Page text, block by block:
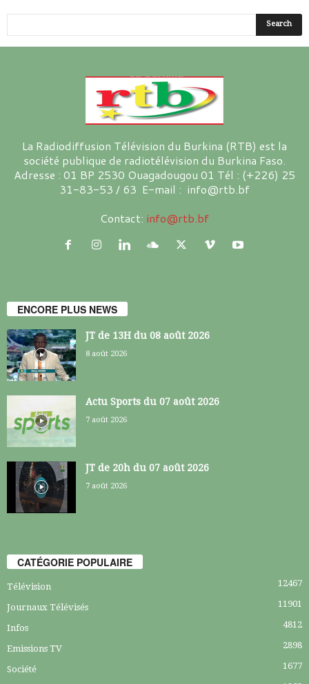
La Radiodiffusion Télévision du Burkina (RTB) est la
société publique de radiotélévision du Burkina Faso.
Adresse : 01 BP 2530 Ouagadougou 01 Tél : (+226) 25
31-83-53 / 63 E-mail : info@rtb.bf
Contact: info@rtb.bf
ENCORE PLUS NEWS
JT de 13H du 08 août 2026
8 août 2026
Actu Sports du 07 août 2026
7 août 2026
JT de 20h du 07 août 2026
7 août 2026
CATÉGORIE POPULAIRE
Télévision 12467
Journaux Télévisés 11901
Infos 4812
Emissions TV 2898
Société
1677